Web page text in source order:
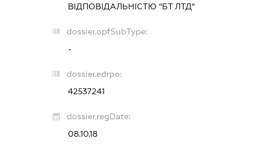
ВІДПОВІДАЛЬНІСТЮ "БТ ЛТД"
dossier.opfSubType:
-
dossier.edrpo:
42537241
dossier.regDate:
08.10.18